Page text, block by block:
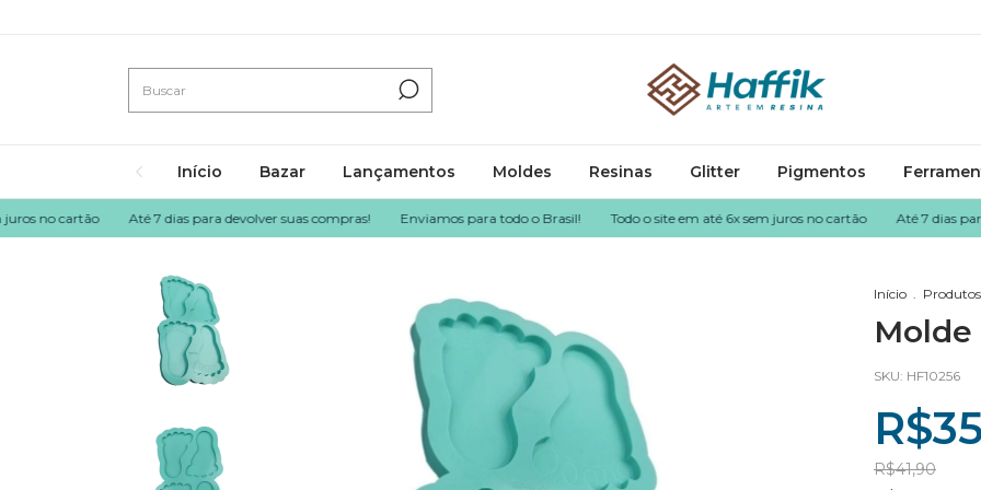
Início Bazar Lançamentos Moldes Resinas Glitter Pigmentos
cartão Até 7 dias para devolver suas compras! Enviamos para todo o Brasil! Todo o site em até 6x sem juros no cartão Até 7 dias para
Início . Produtos
SKU: HF10256
R$41,90